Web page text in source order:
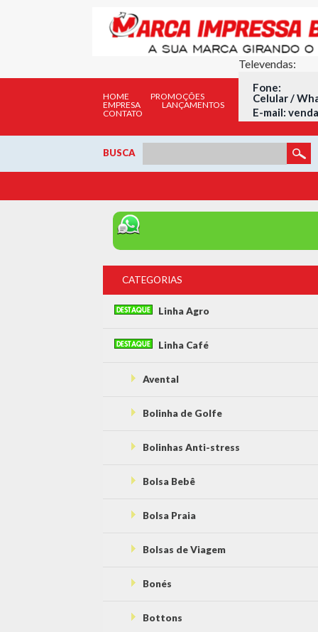
Televendas:
Fone:
Celular /
E-mail:
HOME
PROMOÇÕES
EMPRESA
LANÇAMENTOS
CONTATO
BUSCA
CATEGORIAS
Linha Agro
Linha Café
Avental
Bolinha de Golfe
Bolinhas Anti-stress
Bolsa Bebê
Bolsa Praia
Bolsas de Viagem
Bonés
Bottons